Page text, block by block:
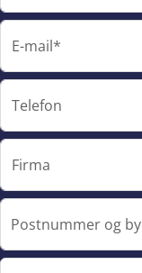
E-mail*
Telefon
Firma
Postnummer og by